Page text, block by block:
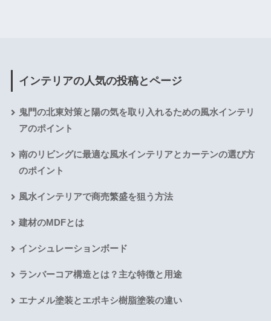
インテリアの人気の投稿とページ
鬼門の北東対策と陽の気を取り入れるための風水インテリ
アのポイント
南のリビングに最適な風水インテリアとカーテンの選び方
のポイント
風水インテリアで商売繁盛を狙う方法
建材のMDFとは
インシュレーションボード
ランバーコア構造とは？主な特徴と用途
エナメル塗装とエポキシ樹脂塗装の違い